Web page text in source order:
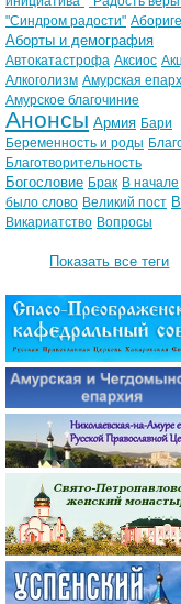
"Синдром радости"
Аборты и демография
Автокатастрофа Аксиос
Алкоголизм Амурская
Амурское благочиние
Анонсы Армия Бари
Беременность и роды
Благотворительность
Богословие Брак В начале
было слово Великий пост
Викариатство Вопросы
Показать все теги